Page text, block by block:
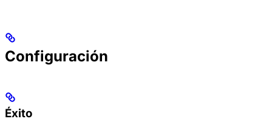
Configuración
Éxito